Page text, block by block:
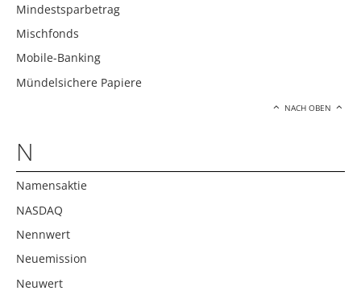
Mindestsparbetrag
Mischfonds
Mobile-Banking
Mündelsichere Papiere
NACH OBEN
N
Namensaktie
NASDAQ
Nennwert
Neuemission
Neuwert